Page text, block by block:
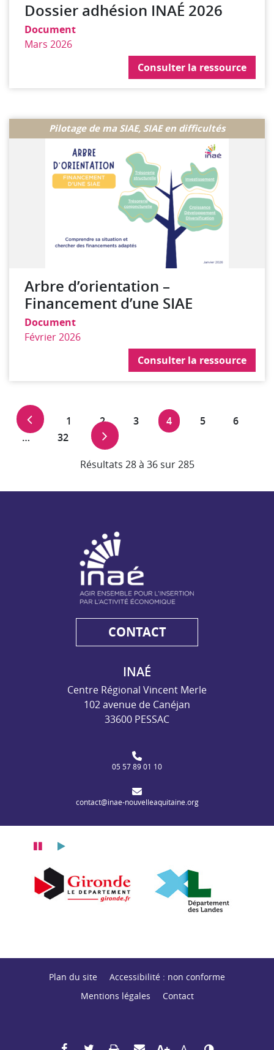
Imprimer Agrandir le texteRéduire le texte
Dossier adhésion INAÉ 2026
Document
Mars 2026
Consulter la ressource
Pilotage de ma SIAE, SIAE en difficultés
Arbre d’orientation –
Financement d’une SIAE
Document
Février 2026
Consulter la ressource
Consulter la ressource
Navigation
Page précédente
Page
1 Page
2 Page
3 Page
4 Page
5 Page
6
…
Page
32 Page suivante
Résultats 28 à 36 sur 285
- Agir ensemble pour l'insertion par l'activité
CONTACT
INAÉ
Centre Régional Vincent Merle
102 avenue de Canéjan
33600 PESSAC
05 57 89 01 10
contact@inae-nouvelleaquitaine.org
PauseLecture
de la Gironde
Département des Landes
Département de
Plan du site
Accessibilité : non conforme
Mentions légales
Contact